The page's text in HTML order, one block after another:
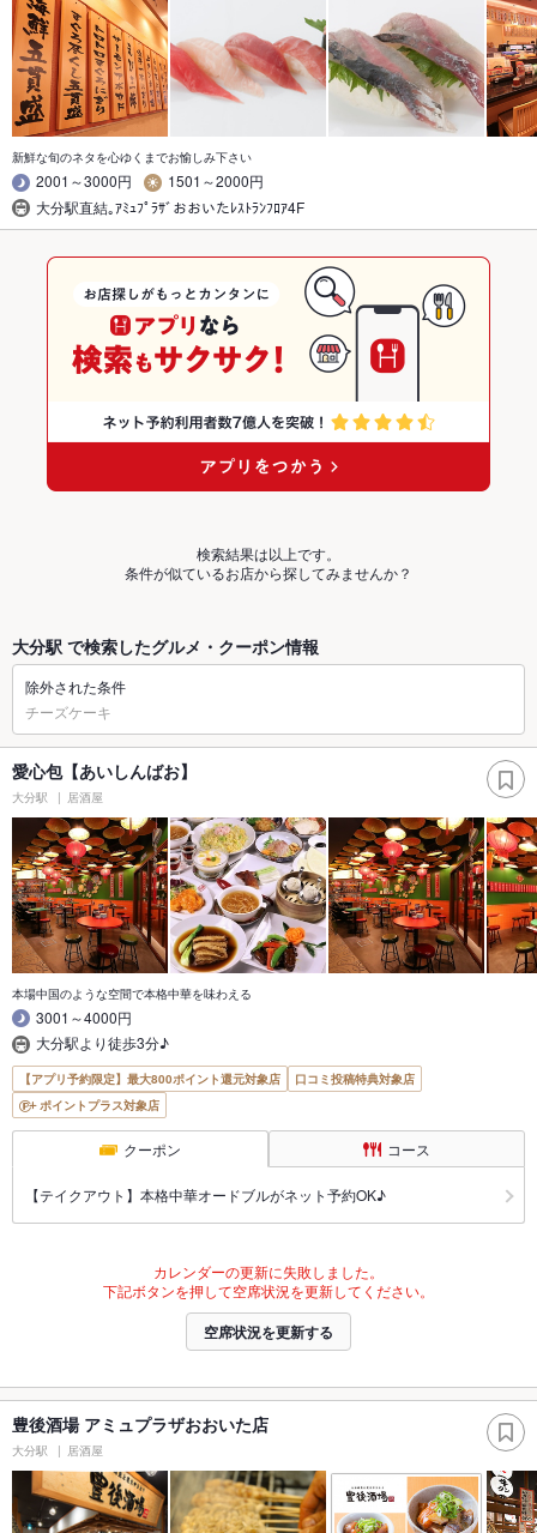
新鮮な旬のネタを心ゆくまでお愉しみ下さい
2001～3000円
1501～2000円
大分駅直結｡ｱﾐｭﾌﾟﾗｻﾞおおいたﾚｽﾄﾗﾝﾌﾛｱ4F
検索結果は以上です。
条件が似ているお店から探してみませんか？
大分駅 で検索したグルメ・クーポン情報
除外された条件
チーズケーキ
愛心包【あいしんばお】
大分駅 居酒屋
本場中国のような空間で本格中華を味わえる
3001～4000円
大分駅より徒歩3分♪
【アプリ予約限定】最大800ポイント還元対象店
口コミ投稿特典対象店
ポイントプラス対象店
クーポン コース
【テイクアウト】本格中華オードブルがネット予約OK♪
カレンダーの更新に失敗しました。
下記ボタンを押して空席状況を更新してください。
空席状況を更新する
豊後酒場 アミュプラザおおいた店
大分駅 居酒屋